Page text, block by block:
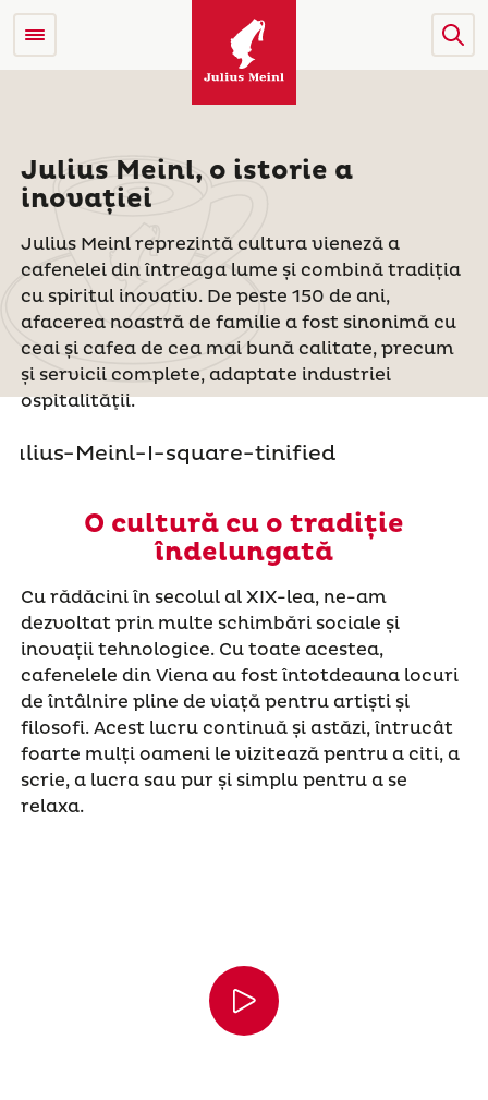
Julius Meinl, o istorie a
inovației
Julius Meinl reprezintă cultura vieneză a
cafenelei din întreaga lume și combină tradiția
cu spiritul inovativ. De peste 150 de ani,
afacerea noastră de familie a fost sinonimă cu
ceai și cafea de cea mai bună calitate, precum
și servicii complete, adaptate industriei
ospitalităţii.
O cultură cu o tradiție
îndelungată
Cu rădăcini în secolul al XIX-lea, ne-am
dezvoltat prin multe schimbări sociale și
inovații tehnologice. Cu toate acestea,
cafenelele din Viena au fost întotdeauna locuri
de întâlnire pline de viață pentru artiști și
filosofi. Acest lucru continuă și astăzi, întrucât
foarte mulți oameni le vizitează pentru a citi, a
scrie, a lucra sau pur și simplu pentru a se
relaxa.